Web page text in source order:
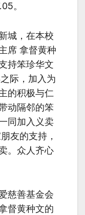
。
城，在本校
席 拿督黄种
持笨珍华文
际，加入为
的积极与仁
动隔邻的笨
同加入义卖
友的支持，
。众人齐心
慈善基金会
督黄种文的